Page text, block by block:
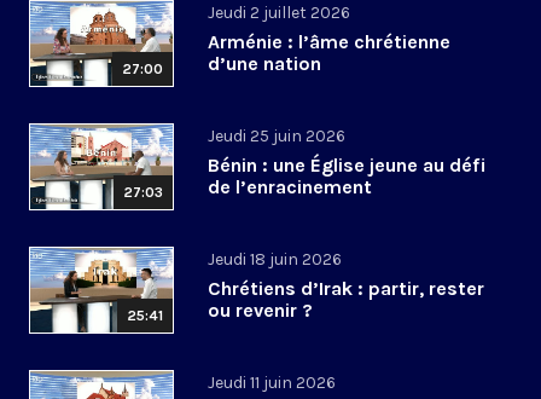
27:00
Jeudi 2 juillet 2026
Arménie : l’âme chrétienne
d’une nation
27:03
Jeudi 25 juin 2026
Bénin : une Église jeune au défi
de l’enracinement
25:41
Jeudi 18 juin 2026
Chrétiens d’Irak : partir, rester
ou revenir ?
Jeudi 11 juin 2026